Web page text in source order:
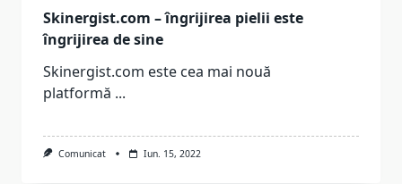
Skinergist.com – îngrijirea pielii este
îngrijirea de sine
Skinergist.com este cea mai nouă
platformă ...
Comunicat Iun. 15, 2022